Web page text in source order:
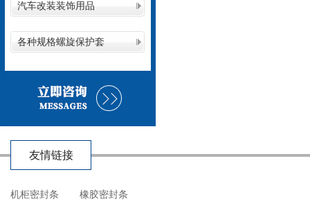
汽车改装装饰用品
各种规格螺旋保护套
友情链接
机柜密封条 橡胶密封条